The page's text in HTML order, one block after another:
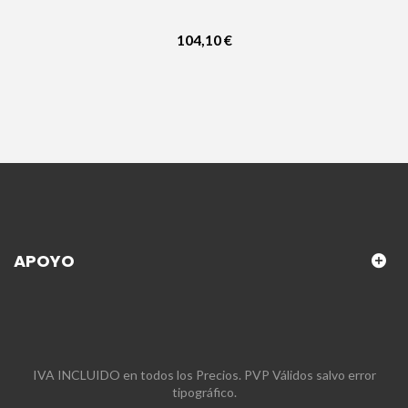
104,10 €
APOYO
IVA INCLUIDO en todos los Precios. PVP Válidos salvo error
tipográfico.